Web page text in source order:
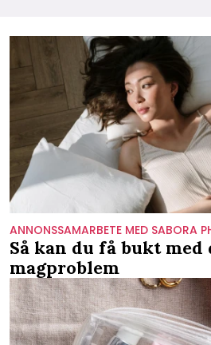
ANNONSSAMARBETE MED SABORA
Så kan du få bukt med
magproblem